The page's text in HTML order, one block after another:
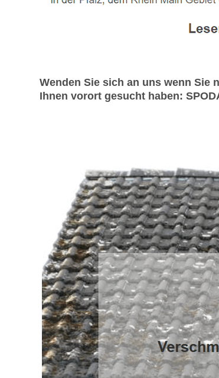
Wenden Sie sich an uns wenn Sie
Ihnen vorort gesucht haben: